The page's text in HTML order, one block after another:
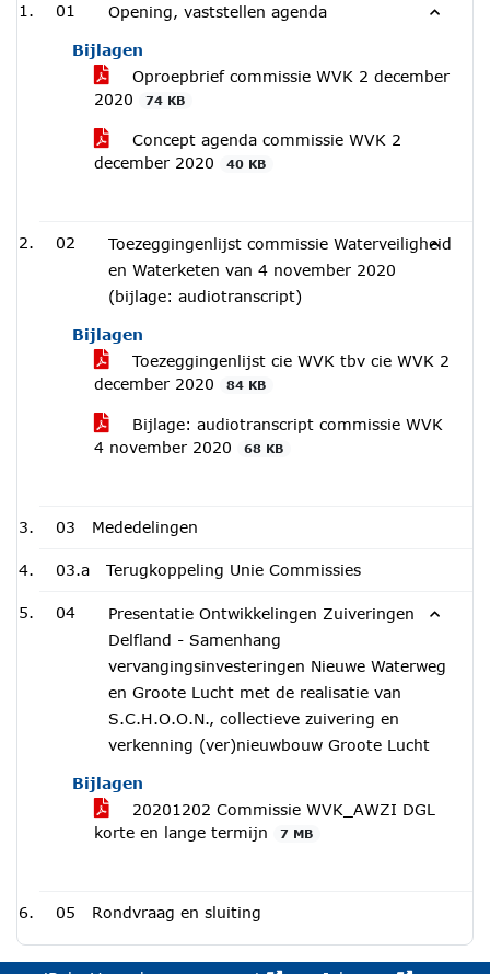
01 Opening, vaststellen agenda
Bijlagen
Oproepbrief commissie WVK 2 december
2020
74 KB
Concept agenda commissie WVK 2
december 2020
40 KB
02
Toezeggingenlijst commissie Waterveiligheid
en Waterketen van 4 november 2020
(bijlage: audiotranscript)
Bijlagen
Toezeggingenlijst cie WVK tbv cie WVK 2
december 2020
84 KB
Bijlage: audiotranscript commissie WVK
4 november 2020
68 KB
03 Mededelingen
03.a Terugkoppeling Unie Commissies
04
Presentatie Ontwikkelingen Zuiveringen
Delfland - Samenhang
vervangingsinvesteringen Nieuwe Waterweg
en Groote Lucht met de realisatie van
S.C.H.O.O.N., collectieve zuivering en
verkenning (ver)nieuwbouw Groote Lucht
Bijlagen
20201202 Commissie WVK_AWZI DGL
korte en lange termijn
7 MB
05 Rondvraag en sluiting